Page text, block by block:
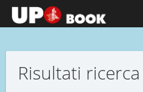
Risultati ricerca